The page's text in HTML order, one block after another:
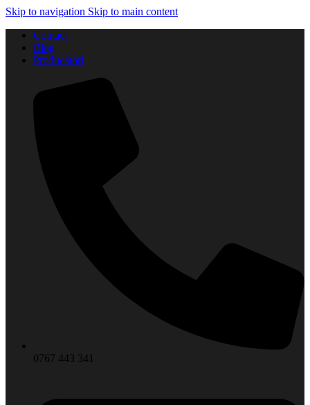
Skip to navigation Skip to main content
Contact
Blog
Producători
0767 443 341